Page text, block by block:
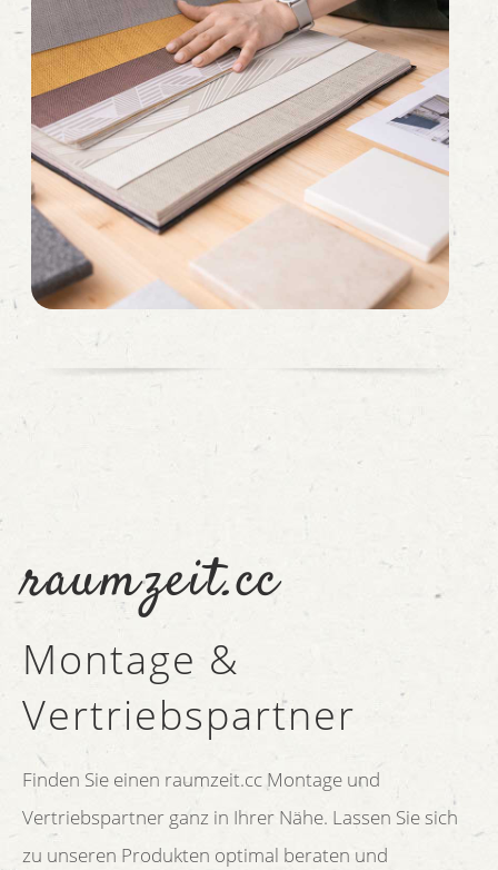
raumzeit.cc
Montage &
Vertriebspartner
Finden Sie einen raumzeit.cc Montage und
Vertriebspartner ganz in Ihrer Nähe. Lassen Sie sich
zu unseren Produkten optimal beraten und